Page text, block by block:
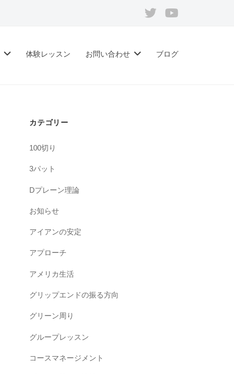
Twitter
体験レッスン お問い合わせ ブログ
カテゴリー
100切り
3パット
Dプレーン理論
お知らせ
アイアンの安定
アプローチ
アメリカ生活
グリップエンドの振る方向
グリーン周り
グループレッスン
コースマネージメント